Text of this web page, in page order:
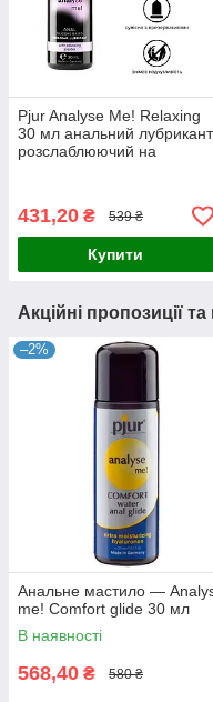
Pjur Analyse Me! Relaxing
30 мл анальний лубрикант
розслаблюючий на
431,20 ₴ 539 ₴
Купити
Акційні пропозиції
–2%
Анальне мастило —
me! Comfort glide 30 мл
В наявності
568,40 ₴ 580 ₴